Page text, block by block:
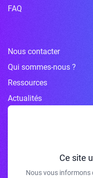
FAQ
Nous contacter
Qui sommes-nous ?
Ressources
Actualités
Ce site
Nous vous informons